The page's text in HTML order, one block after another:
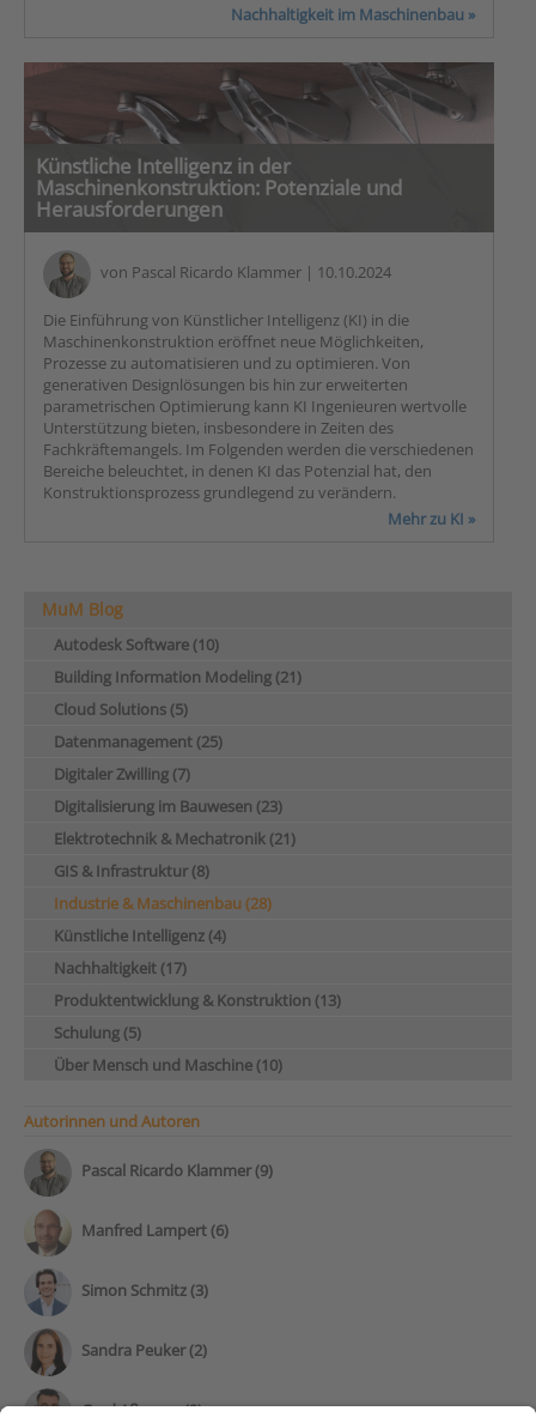
Nachhaltigkeit im Maschinenbau »
Künstliche Intelligenz in der
Maschinenkonstruktion: Potenziale und
Herausforderungen
von Pascal Ricardo Klammer | 10.10.2024
Die Einführung von Künstlicher Intelligenz (KI) in die
Maschinenkonstruktion eröffnet neue Möglichkeiten,
Prozesse zu automatisieren und zu optimieren. Von
generativen Designlösungen bis hin zur erweiterten
parametrischen Optimierung kann KI Ingenieuren wertvolle
Unterstützung bieten, insbesondere in Zeiten des
Fachkräftemangels. Im Folgenden werden die verschiedenen
Bereiche beleuchtet, in denen KI das Potenzial hat, den
Konstruktionsprozess grundlegend zu verändern.
Mehr zu KI »
MuM Blog
Autodesk Software (10)
Building Information Modeling (21)
Cloud Solutions (5)
Datenmanagement (25)
Digitaler Zwilling (7)
Digitalisierung im Bauwesen (23)
Elektrotechnik & Mechatronik (21)
GIS & Infrastruktur (8)
Industrie & Maschinenbau (28)
Künstliche Intelligenz (4)
Nachhaltigkeit (17)
Produktentwicklung & Konstruktion (13)
Schulung (5)
Über Mensch und Maschine (10)
Autorinnen und Autoren
Pascal Ricardo Klammer (9)
Manfred Lampert (6)
Simon Schmitz (3)
Sandra Peuker (2)
Gerd Aßmann (2)